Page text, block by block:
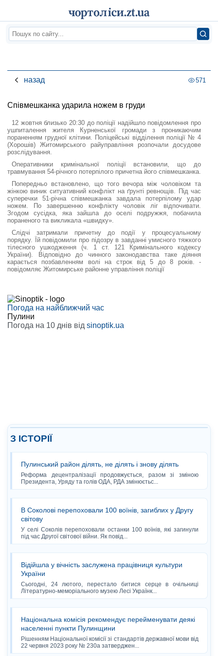
назад 571
Співмешканка ударила ножем в груди
12 жовтня близько 20:30 до поліції надійшло повідомлення про
ушпиталення жителя Курненської громади з проникаючим
пораненням грудної клітини. Поліцейські відділення поліції № 4
(Хорошів) Житомирського райуправління розпочали досудове
розслідування.
Оперативники кримінальної поліції встановили, що до
травмування 54-річного потерпілого причетна його співмешканка.
Попередньо встановлено, що того вечора між чоловіком та
жінкою виник ситуативний конфлікт на ґрунті ревнощів. Під час
суперечки 51-річна співмешканка завдала потерпілому удар
ножем. По завершенню конфлікту чоловік ліг відпочивати.
Згодом сусідка, яка зайшла до оселі подружжя, побачила
пораненого та викликала «швидку».
Слідчі затримали причетну до події у процесуальному
порядку. Їй повідомили про підозру в завданні умисного тяжкого
тілесного ушкодження (ч. 1 ст. 121 Кримінального кодексу
України). Відповідно до чинного законодавства таке діяння
карається позбавленням волі на строк від 5 до 8 років. -
повідомляє Житомирське районне управління поліції
Погода на найближчий час
Пулини
Погода на 10 днів від sinoptik.ua
З ІСТОРІЇ
Пулинський район ділять, не ділять і знову ділять
Реформа децентралізації продовжується, разом зі зміною
Президента, Уряду та голів ОДА, РДА змінюєтьс...
В Соколові перепоховали 100 воїнів, загиблих у Другу
світову
У селі Соколів перепоховали останки 100 воїнів, які загинули
під час Другої світової війни. Як повід...
Відійшла у вічність заслужена працівниця культури
України
Сьогодні, 24 лютого, перестало битися серце в очільниці
Літературно-меморіального музею Лесі Українк...
Національна комісія рекомендує перейменувати деякі
населенні пункти Пулинщини
Рішенням Національної комісії зі стандартів державної мови від
22 червня 2023 року № 230а затверджен...